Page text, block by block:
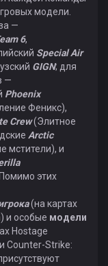
модели.
—
6,
Special Air
GIGN; для
—
Phoenix
Феникс),
Crew(Элитное
Arctic
мстители), и
этих
(на картах
и особые модели
Hostage
Counter-Strike: